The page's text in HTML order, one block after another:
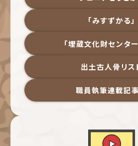
「みすずかる」
「埋蔵文化財センタ
出土古人骨リス
職員執筆連載記